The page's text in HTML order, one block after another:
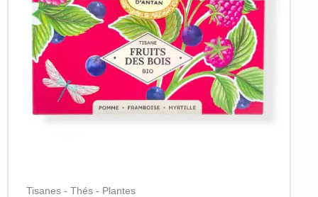
Tisanes - Thés - Plantes